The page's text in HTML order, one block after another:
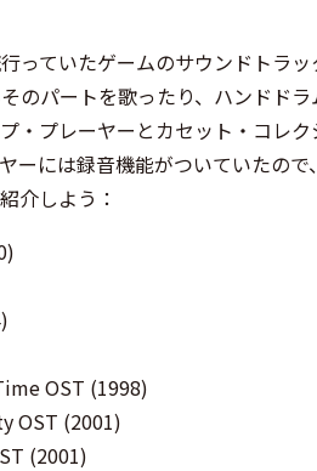
っていたゲームのサウンドトラ
のパートを歌ったり、ハンドド
・プレーヤーとカセット・コレ
ーには録音機能がついていたの
介しよう：
OST (1998)
OST (2001)
(2001)